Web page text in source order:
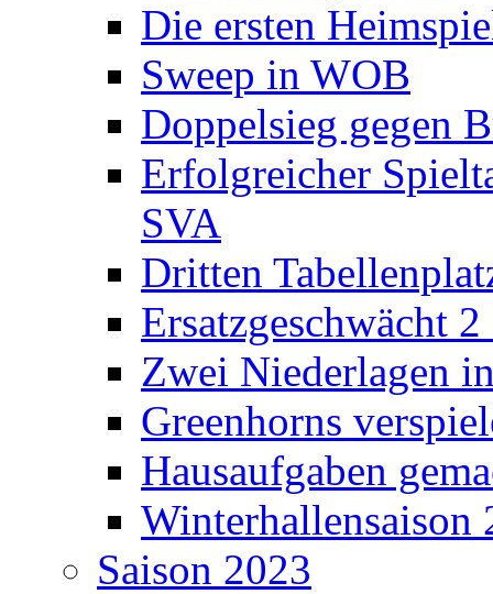
Die ersten
Sweep in WOB
Doppelsieg gegen
Erfolgreicher
SVA
Dritten
Ersatzgeschwächt
Zwei Niederlagen
Greenhorns
Hausaufgaben
Winterhallensaison
Saison 2023